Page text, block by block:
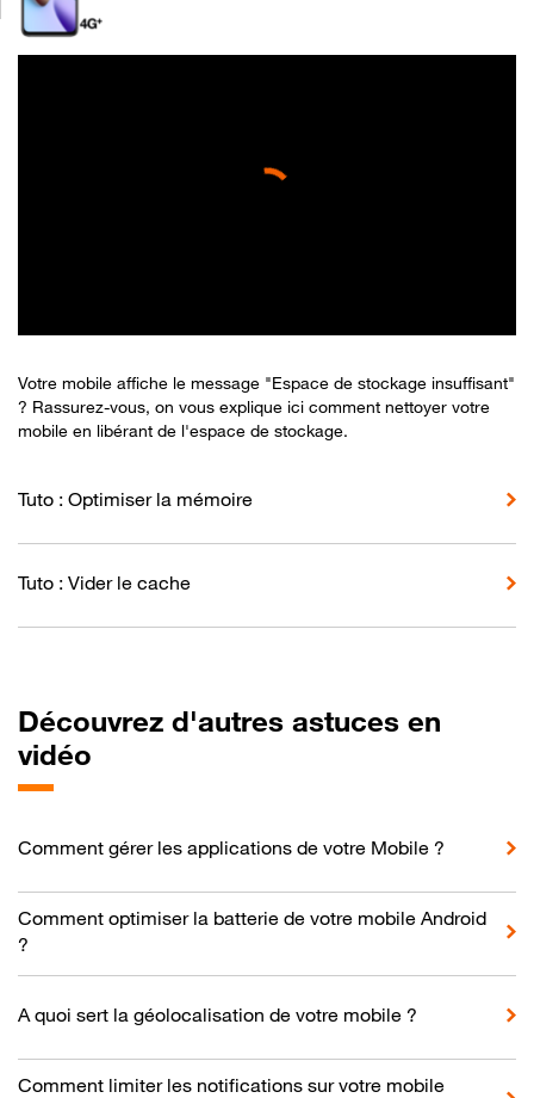
Votre mobile affiche le message "Espace de stockage insuffisant"
? Rassurez-vous, on vous explique ici comment nettoyer votre
mobile en libérant de l'espace de stockage.
Tuto : Optimiser la mémoire
Tuto : Vider le cache
Découvrez d'autres astuces en
vidéo
Comment gérer les applications de votre Mobile ?
Comment optimiser la batterie de votre mobile Android
?
A quoi sert la géolocalisation de votre mobile ?
Comment limiter les notifications sur votre mobile